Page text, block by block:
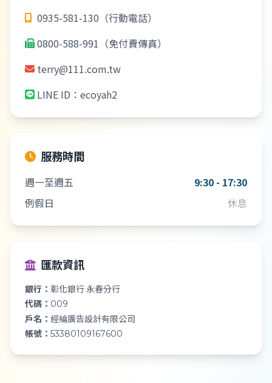
0935-581-130（行動電話）
0800-588-991（免付費傳真）
terry@111.com.tw
LINE ID：ecoyah2
服務時間
週一至週五
9:30 - 17:30
例假日
休息
匯款資訊
銀行： 彰化銀行 永春分行
代碼： 009
戶名： 經綸廣告設計有限公司
帳號： 53380109167600